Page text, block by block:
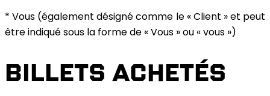
* Vous (également désigné comme le « Client » et peut
être indiqué sous la forme de « Vous » ou « vous »)
BILLETS ACHETÉS